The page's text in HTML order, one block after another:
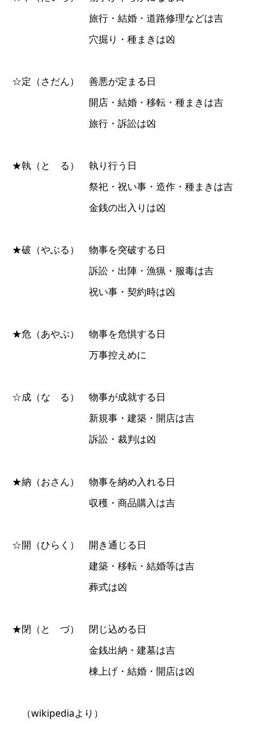
旅行・結婚・道路修理などは吉
穴掘り・種まきは凶
☆定（さだん） 善悪が定まる日
開店・結婚・移転・種まきは吉
旅行・訴訟は凶
★執（と る） 執り行う日
祭祀・祝い事・造作・種まきは吉
金銭の出入りは凶
★破（やぶる） 物事を突破する日
訴訟・出陣・漁猟・服毒は吉
祝い事・契約時は凶
★危（あやぶ） 物事を危惧する日
万事控えめに
☆成（な る） 物事が成就する日
新規事・建築・開店は吉
訴訟・裁判は凶
★納（おさん） 物事を納め入れる日
収穫・商品購入は吉
☆開（ひらく） 開き通じる日
建築・移転・結婚等は吉
葬式は凶
★閉（と づ） 閉じ込める日
金銭出納・建墓は吉
棟上げ・結婚・開店は凶
（wikipediaより）